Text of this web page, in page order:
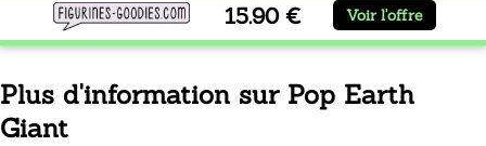
15.90 € Voir l'offre
Plus d'information sur Pop Earth
Giant